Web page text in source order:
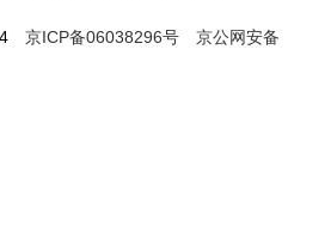
京ICP备06038296号
京公网安备